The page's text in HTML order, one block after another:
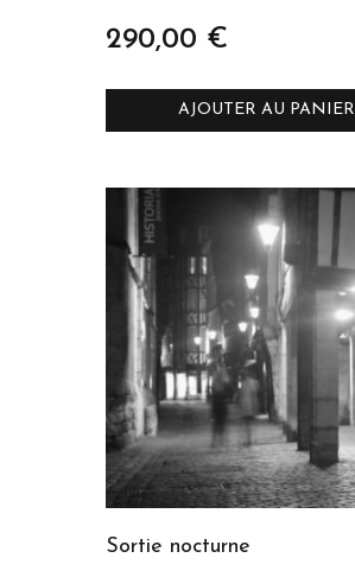
290,00 €
AJOUTER AU PANIER
Sortie nocturne